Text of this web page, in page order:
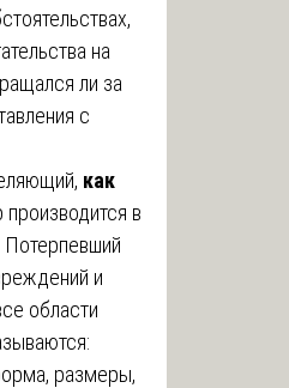
на
ли за
с
как
в
и
области
размеры,